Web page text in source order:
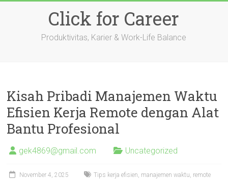
Click for Career
Produktivitas, Karier & Work-Life Balance
Kisah Pribadi Manajemen Waktu
Efisien Kerja Remote dengan Alat
Bantu Profesional
gek4869@gmail.com Uncategorized
November 4, 2025
Tips kerja efisien, manajemen waktu, remote